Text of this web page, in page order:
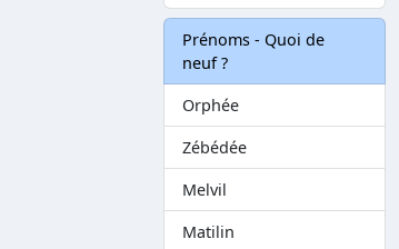
Prénoms - Quoi de
neuf ?
Orphée
Zébédée
Melvil
Matilin